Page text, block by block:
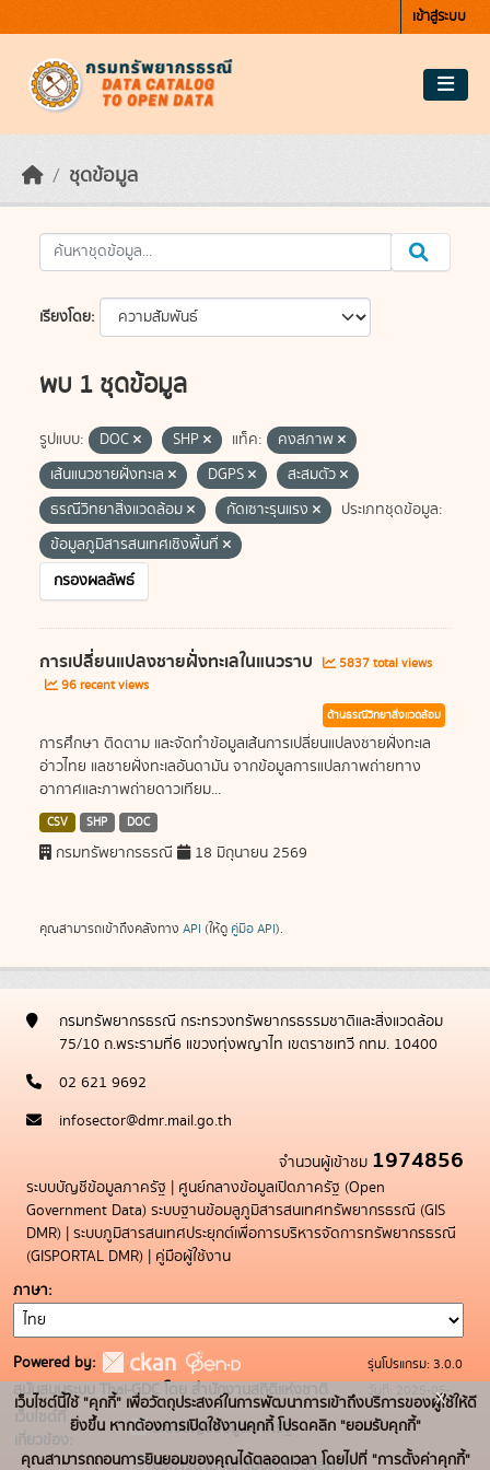
เข้าสู่ระบบ
ชุดข้อมูล
เรียงโดย
พบ 1 ชุดข้อมูล
รูปแบบ: DOC SHP แท็ค:
คงสภาพ
เส้นแนวชายฝั่งทะเล
DGPS
สะสมตัว
ธรณีวิทยาสิ่งแวดล้อม
กัดเซาะรุนแรง
ประเภทชุดข้อมูล:
ข้อมูลภูมิสารสนเทศเชิงพื้นที่
กรองผลลัพธ์
การเปลี่ยนแปลงชายฝั่งทะเลในแนวราบ
5837 total views
96 recent views
ด้านธรณีวิทยาสิ่งแวดล้อม
การศึกษา ติดตาม และจัดทำข้อมูลเส้นการเปลี่ยนแปลงชายฝั่งทะเล
อ่าวไทย แลชายฝั่งทะเลอันดามัน จากข้อมูลการแปลภาพถ่ายทาง
อากาศและภาพถ่ายดาวเทียม...
CSV SHP DOC
กรมทรัพยากรธรณี 18 มิถุนายน 2569
คุณสามารถเข้าถึงคลังทาง API (ให้ดู คู่มือ API).
กรมทรัพยากรธรณี กระทรวงทรัพยากรธรรมชาติและสิ่งแวดล้อม
75/10 ถ.พระรามที่6 แขวงทุ่งพญาไท เขตราชเทวี กทม. 10400
02 621 9692
infosector@dmr.mail.go.th
จำนวนผู้เข้าชม 1974856
ระบบบัญชีข้อมูลภาครัฐ | ศูนย์กลางข้อมูลเปิดภาครัฐ (Open
Government Data) ระบบฐานข้อมลูภูมิสารสนเทศทรัพยากรธรณี (GIS
DMR) | ระบบภูมิสารสนเทศประยุกต์เพื่อการบริหารจัดการทรัพยากรธรณี
(GISPORTAL DMR) | คู่มือผู้ใช้งาน
ภาษา
Powered by:
สนับสนุนระบบ Thai-GDC โดย สำนักงานสถิติแห่งชาติ
เว็บไซต์ที่
เกี่ยวข้อง:
ระบบบัญชีข้อมูลภาครัฐ
บริการนามานุกรมบัญชีข้อมูลภาค
รุ่นโปรแกรม: 3.0.0
วันที่: 2025-05-
19
เว็บไซต์นี้ใช้ "คุกกี้" เพื่อวัตถุประสงค์ในการพัฒนาการเข้าถึงบริการของผู้ใช้ให้ดี
ยิ่งขึ้น หากต้องการเปิดใช้งานคุกกี้ โปรดคลิก "ยอมรับคุกกี้"
คุณสามารถถอนการยินยอมของคุณได้ตลอดเวลา โดยไปที่ "การตั้งค่าคุกกี้"
x